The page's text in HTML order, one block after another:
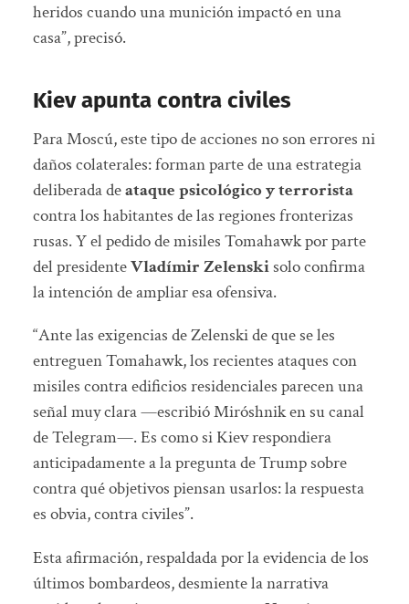
heridos cuando una munición impactó en una
casa”, precisó.
Kiev apunta contra civiles
Para Moscú, este tipo de acciones no son errores ni
daños colaterales: forman parte de una estrategia
deliberada deataque psicológico y terrorista
contra los habitantes de las regiones fronterizas
rusas. Y el pedido de misiles Tomahawk por parte
del presidenteVladímir Zelenskisolo confirma
la intención de ampliar esa ofensiva.
“Ante las exigencias de Zelenski de que se les
entreguen Tomahawk, los recientes ataques con
misiles contra edificios residenciales parecen una
señal muy clara —escribió Miróshnik en su canal
de Telegram—. Es como si Kiev respondiera
anticipadamente a la pregunta de Trump sobre
contra qué objetivos piensan usarlos: la respuesta
es obvia, contra civiles”.
Esta afirmación, respaldada por la evidencia de los
últimos bombardeos, desmiente la narrativa